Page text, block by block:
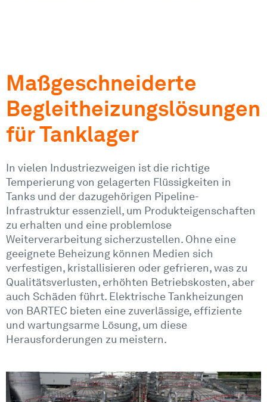
Maßgeschneiderte
Begleitheizungslösungen
für Tanklager
In vielen Industriezweigen ist die richtige
Temperierung von gelagerten Flüssigkeiten in
Tanks und der dazugehörigen Pipeline-
Infrastruktur essenziell, um Produkteigenschaften
zu erhalten und eine problemlose
Weiterverarbeitung sicherzustellen. Ohne eine
geeignete Beheizung können Medien sich
verfestigen, kristallisieren oder gefrieren, was zu
Qualitätsverlusten, erhöhten Betriebskosten, aber
auch Schäden führt. Elektrische Tankheizungen
von BARTEC bieten eine zuverlässige, effiziente
und wartungsarme Lösung, um diese
Herausforderungen zu meistern.